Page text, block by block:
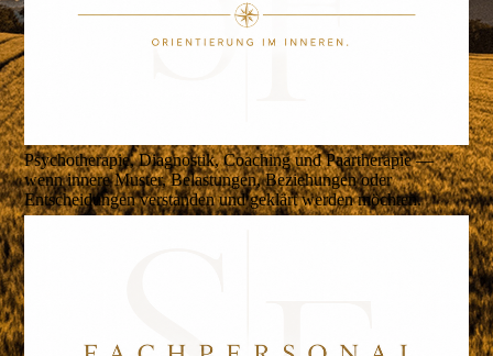
Psychotherapie, Diagnostik, Coaching und Paartherapie —
wenn innere Muster, Belastungen, Beziehungen oder
Entscheidungen verstanden und geklärt werden möchten.